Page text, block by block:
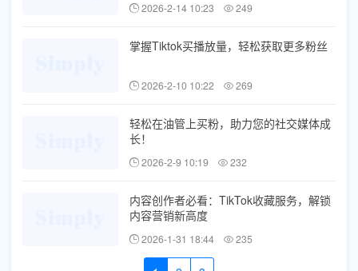
2026-2-14 10:23 249
掌握Tiktok买播放量，轻松获取更多粉丝
2026-2-10 10:22 269
轻松在油管上买粉，助力您的社交媒体成
长！
2026-2-9 10:19 232
内容创作者必看：TikTok收藏服务，解锁
内容营销新高度
2026-1-31 18:44 235